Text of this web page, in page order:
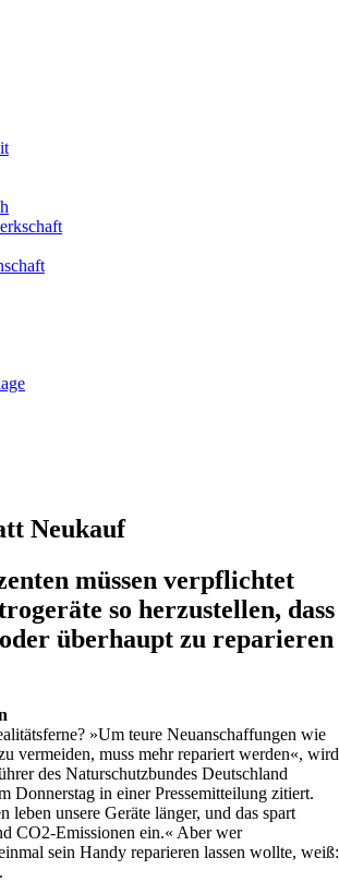
Neukauf
müssen verpflichtet
so herzustellen, dass
überhaupt zu reparieren
»Um teure Neuanschaffungen wie
vermeiden, muss mehr repariert werden«, wird
des Naturschutzbundes Deutschland
Donnerstag in einer Pressemitteilung zitiert.
leben unsere Geräte länger, und das spart
CO2-Emissionen ein.« Aber wer
sein Handy reparieren lassen wollte, weiß: